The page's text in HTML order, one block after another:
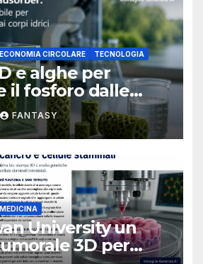
ECONOMIA CIRCOLARE TECNOLOGIA
e alghe per
il fosforo dalle
della
University
FANTASY
MEDICINA
University un
3D per